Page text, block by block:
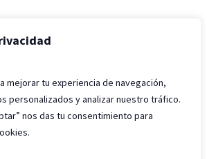
mejorar tu experiencia de navegación,
personalizados y analizar nuestro tráfico.
nos das tu consentimiento para